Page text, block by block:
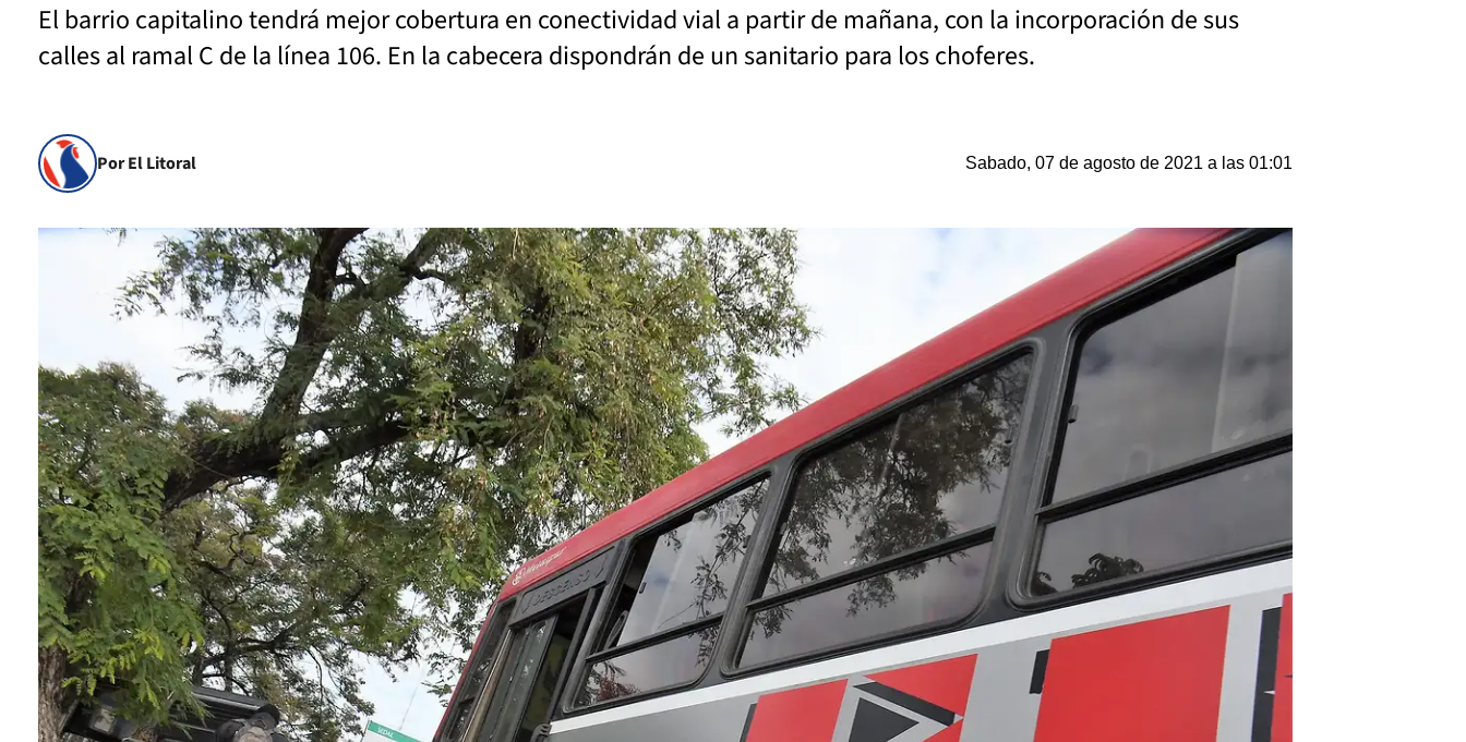
El barrio capitalino tendrá mejor cobertura en conectividad vial a partir de mañana, con la incorporación de sus
calles al ramal C de la línea 106. En la cabecera dispondrán de un sanitario para los choferes.
Por El Litoral Sabado, 07 de agosto de 2021 a las 01:01